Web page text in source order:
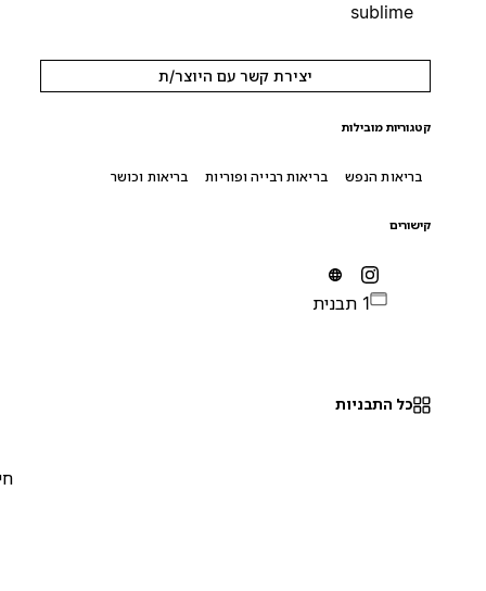
sublime
יצירת קשר עם היוצר/ת
קטגוריות מובילות
בריאות הנפש בריאות רבייה ופוריות בריאות וכושר
כל התבניות
0